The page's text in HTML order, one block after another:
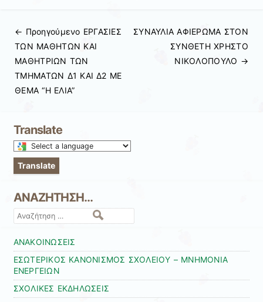
Πλοήγηση άρθρων
← Προηγούμενo ΕΡΓΑΣΙΕΣ
ΤΩΝ ΜΑΘΗΤΩΝ ΚΑΙ
ΜΑΘΗΤΡΙΩΝ ΤΩΝ
ΤΜΗΜΑΤΩΝ Δ1 ΚΑΙ Δ2 ΜΕ
ΘΕΜΑ “Η ΕΛΙΑ”
ΣΥΝΑΥΛΙΑ ΑΦΙΕΡΩΜΑ ΣΤΟΝ
ΣΥΝΘΕΤΗ ΧΡΗΣΤΟ
ΝΙΚΟΛΟΠΟΥΛΟ →
Translate
Select
a
language
translate
this
page
Translate
ΑΝΑΖΗΤΗΣΗ…
Αναζήτηση
ΑΝΑΚΟΙΝΩΣΕΙΣ
ΕΣΩΤΕΡΙΚΟΣ ΚΑΝΟΝΙΣΜΟΣ ΣΧΟΛΕΙΟΥ – ΜΝΗΜΟΝΙΑ
ΕΝΕΡΓΕΙΩΝ
ΣΧΟΛΙΚΕΣ ΕΚΔΗΛΩΣΕΙΣ